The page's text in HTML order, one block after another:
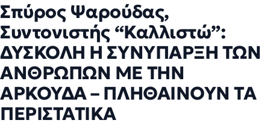
Σπύρος Ψαρούδας,
Συντονιστής “Καλλιστώ”:
ΔΥΣΚΟΛΗ Η ΣΥΝΥΠΑΡΞΗ ΤΩΝ
ΑΝΘΡΩΠΩΝ ΜΕ ΤΗΝ
ΑΡΚΟΥΔΑ – ΠΛΗΘΑΙΝΟΥΝ ΤΑ
ΠΕΡΙΣΤΑΤΙΚΑ